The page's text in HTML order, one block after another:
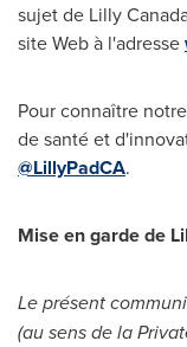
sujet de Lilly
site Web à l'adresse
Pour connaître
de santé et
@LillyPadCA.
Mise en garde de
Le présent
(au sens de la